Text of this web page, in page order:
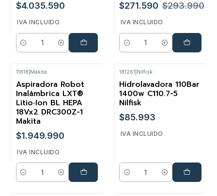
$4.035.590
IVA INCLUIDO
Cantidad
$271.590 $293.990
IVA INCLUIDO
Cantidad
11818 Makita
Aspiradora Robot
Inalámbrica LXT®
Litio‑Ion BL HEPA
18Vx2 DRC300Z-1
Makita
$1.949.990
IVA INCLUIDO
Cantidad
181261 Nilfisk
Hidrolavadora 110Bar
1400w C110.7-5
Nilfisk
$85.993
IVA INCLUIDO
Cantidad